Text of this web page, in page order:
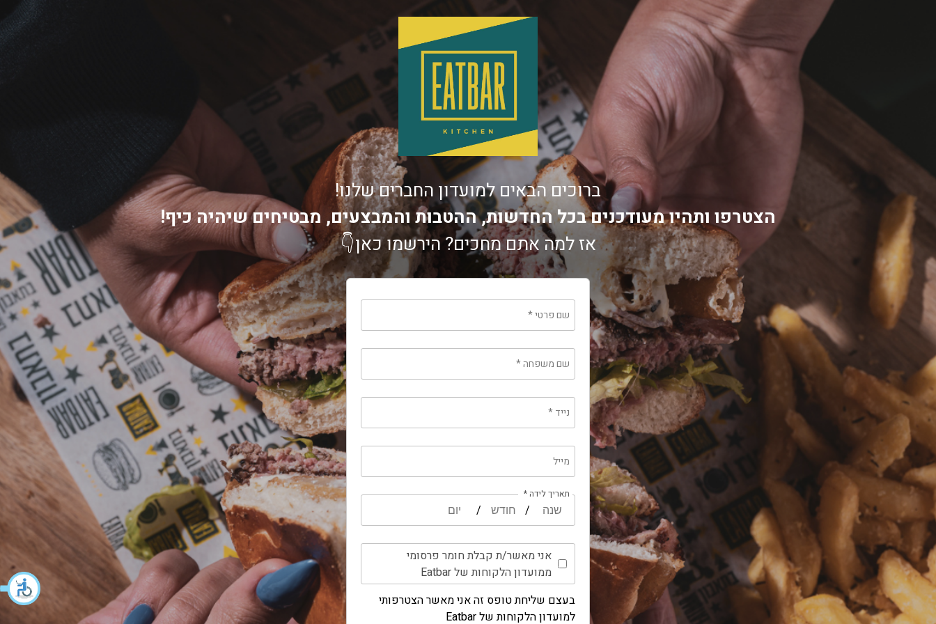
ברוכים הבאים למועדון החברים שלנו!
הצטרפו ותהיו מעודכנים בכל החדשות, ההטבות והמבצעים, מבטיחים שיהיה כיף!
אז למה אתם מחכים? הירשמו כאן👇
שם פרטי*
שם משפחה*
נייד*
מייל
/ /
תאריך לידה *
אני מאשר/ת קבלת חומר פרסומי
ממועדון הלקוחות של Eatbar
בעצם שליחת טופס זה אני מאשר הצטרפותי
למועדון הלקוחות של Eatbar